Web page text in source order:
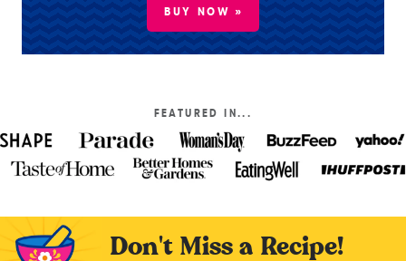
BUY NOW »
FEATURED IN...
Don't Miss a Recipe!